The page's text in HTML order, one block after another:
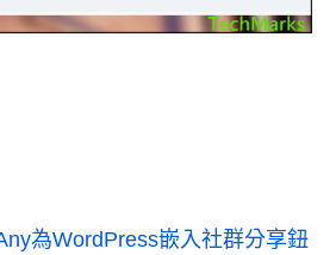
為WordPress嵌入社群分享鈕